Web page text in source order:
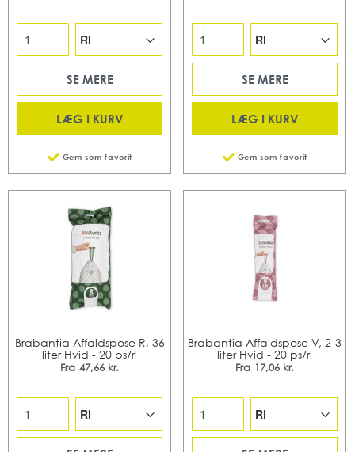
SE MERE
LÆG I KURV
Gem som favorit
SE MERE
LÆG I KURV
Gem som favorit
Brabantia Affaldspose R, 36
liter Hvid - 20 ps/rl
Fra 47,66 kr.
Brabantia Affaldspose V, 2-3
liter Hvid - 20 ps/rl
Fra 17,06 kr.